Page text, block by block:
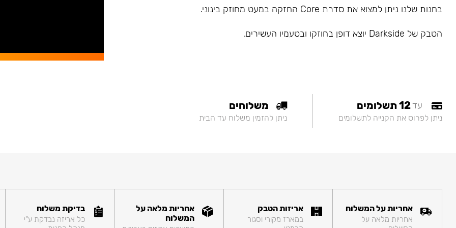
בחנות שלנו ניתן למצוא את סדרת Core החזקה במעט מחוזק בינוני.
הטבק של Darkside יוצא דופן בחוזקו ובטעמיו העשירים.
עד12 תשלומים
ניתן לפרוס את הקנייה לתשלומים
משלוחים
ניתן להזמין משלוח עד הבית
אחריות על המשלוח
אחריות מלאה על
אריזות הטבק
במארז מקורי וסגור
אחריות מלאה על
המשלוח
בדיקת משלוח
כל אריזה נבדקת ע"י